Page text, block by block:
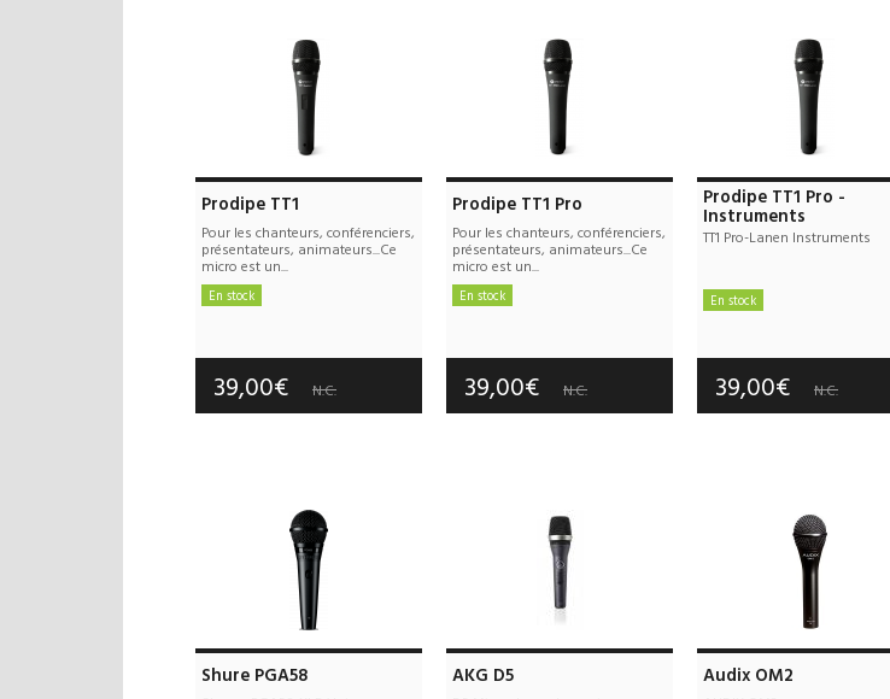
Prodipe TT1
Pour les chanteurs, conférenciers,
présentateurs, animateurs...Ce
micro est un...
En stock
Garantie :2 an(s)
39,00€ N.C.
Prodipe TT1 Pro
Pour les chanteurs, conférenciers,
présentateurs, animateurs...Ce
micro est un...
En stock
Garantie :2 an(s)
39,00€ N.C.
Prodipe TT1 Pro -
Instruments
TT1 Pro-Lanen Instruments
En stock
Garantie :2 an(s)
39,00€ N.C.
Shure PGA58 AKG D5 Audix OM2